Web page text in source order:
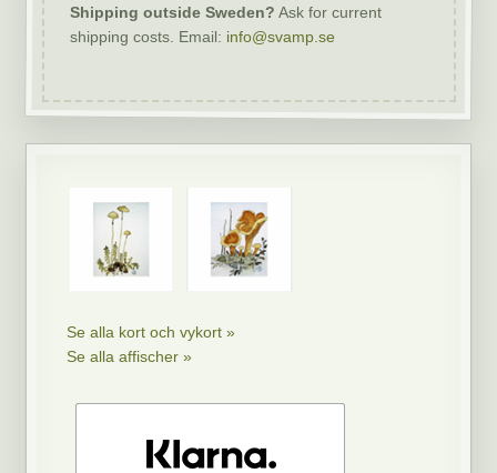
Shipping outside Sweden? Ask for current
shipping costs. Email: info@svamp.se
Se alla kort och vykort »
Se alla affischer »